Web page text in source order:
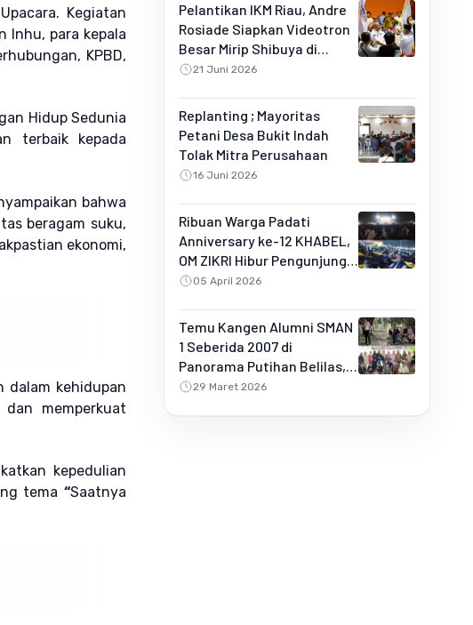
Kegiatan
Inhu, para kepala
KPBD,
Hidup Sedunia
terbaik kepada
bahwa
beragam suku,
ekonomi,
dalam kehidupan
memperkuat
kepedulian
tema “Saatnya
Pelantikan IKM Riau, Andre
Rosiade Siapkan Videotron
Besar Mirip Shibuya di
Pekanbaru
21 Juni 2026
Replanting ; Mayoritas
Petani Desa Bukit Indah
Tolak Mitra Perusahaan
16 Juni 2026
Ribuan Warga Padati
Anniversary ke-12 KHABEL,
OM ZIKRI Hibur Pengunjung
di Buluh Rampai
05 April 2026
Temu Kangen Alumni SMAN
1 Seberida 2007 di
Panorama Putihan Belilas,
Penuh Kebersamaan dan
29 Maret 2026